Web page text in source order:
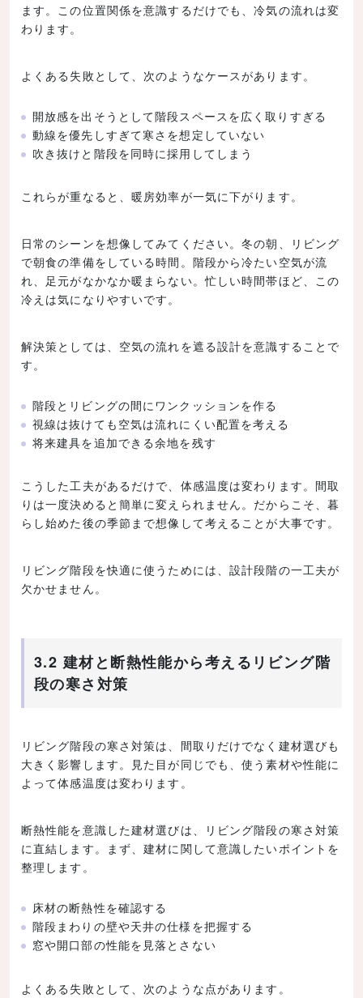
ます。この位置関係を意識するだけでも、冷気の流れは変
わります。
よくある失敗として、次のようなケースがあります。
開放感を出そうとして階段スペースを広く取りすぎる
動線を優先しすぎて寒さを想定していない
吹き抜けと階段を同時に採用してしまう
これらが重なると、暖房効率が一気に下がります。
日常のシーンを想像してみてください。冬の朝、リビング
で朝食の準備をしている時間。階段から冷たい空気が流
れ、足元がなかなか暖まらない。忙しい時間帯ほど、この
冷えは気になりやすいです。
解決策としては、空気の流れを遮る設計を意識することで
す。
階段とリビングの間にワンクッションを作る
視線は抜けても空気は流れにくい配置を考える
将来建具を追加できる余地を残す
こうした工夫があるだけで、体感温度は変わります。間取
りは一度決めると簡単に変えられません。だからこそ、暮
らし始めた後の季節まで想像して考えることが大事です。
リビング階段を快適に使うためには、設計段階の一工夫が
欠かせません。
3.2 建材と断熱性能から考えるリビング階
段の寒さ対策
リビング階段の寒さ対策は、間取りだけでなく建材選びも
大きく影響します。見た目が同じでも、使う素材や性能に
よって体感温度は変わります。
断熱性能を意識した建材選びは、リビング階段の寒さ対策
に直結します。まず、建材に関して意識したいポイントを
整理します。
床材の断熱性を確認する
階段まわりの壁や天井の仕様を把握する
窓や開口部の性能を見落とさない
よくある失敗として、次のような点があります。